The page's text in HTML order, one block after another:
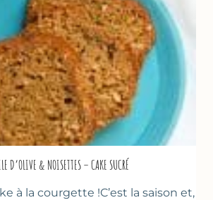
D’OLIVE & NOISETTES – CAKE SUCRÉ
à la courgette !C’est la saison et,